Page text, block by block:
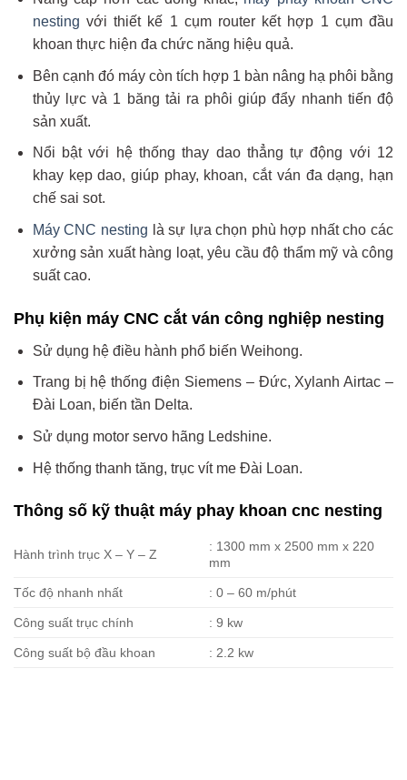
nesting với thiết kế 1 cụm router kết hợp 1 cụm đầu
khoan thực hiện đa chức năng hiệu quả.
Bên cạnh đó máy còn tích hợp 1 bàn nâng hạ phôi bằng
thủy lực và 1 băng tải ra phôi giúp đẩy nhanh tiến độ
sản xuất.
Nổi bật với hệ thống thay dao thẳng tự động với 12
khay kẹp dao, giúp phay, khoan, cắt ván đa dạng, hạn
chế sai sot.
Máy CNC nesting là sự lựa chọn phù hợp nhất cho các
xưởng sản xuất hàng loạt, yêu cầu độ thẩm mỹ và công
suất cao.
Phụ kiện máy CNC cắt ván công nghiệp nesting
Sử dụng hệ điều hành phổ biến Weihong.
Trang bị hệ thống điện Siemens – Đức, Xylanh Airtac –
Đài Loan, biến tần Delta.
Sử dụng motor servo hãng Ledshine.
Hệ thống thanh tăng, trục vít me Đài Loan.
Thông số kỹ thuật máy phay khoan cnc nesting
Hành trình trục X – Y – Z
: 1300 mm x 2500 mm x 220
mm
Tốc độ nhanh nhất : 0 – 60 m/phút
Công suất trục chính : 9 kw
Công suất bộ đầu khoan : 2.2 kw